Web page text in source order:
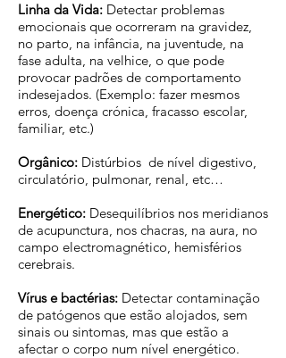
Linha da Vida: Detectar problemas
emocionais que ocorreram na gravidez,
no parto, na infância, na juventude, na
fase adulta, na velhice, o que pode
provocar padrões de comportamento
indesejados. (Exemplo: fazer mesmos
erros, doença crónica, fracasso escolar,
familiar, etc.)
Orgânico: Distúrbios de nível digestivo,
circulatório, pulmonar, renal, etc…
Energético: Desequilíbrios nos meridianos
de acupunctura, nos chacras, na aura, no
campo electromagnético, hemisférios
cerebrais.
Vírus e bactérias: Detectar contaminação
de patógenos que estão alojados, sem
sinais ou sintomas, mas que estão a
afectar o corpo num nível energético.